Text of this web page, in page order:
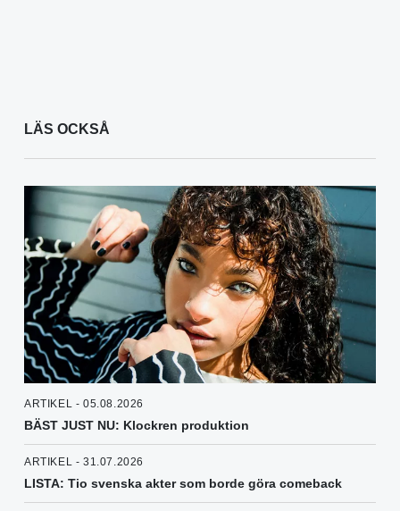
LÄS OCKSÅ
ARTIKEL - 05.08.2026
BÄST JUST NU: Klockren produktion
ARTIKEL - 31.07.2026
LISTA: Tio svenska akter som borde göra comeback